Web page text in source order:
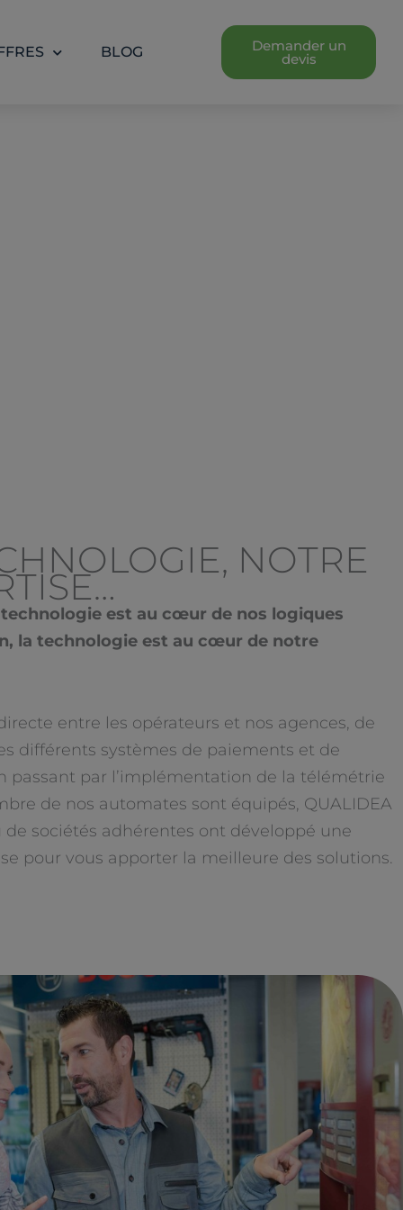
BLOG Demander un
devis
NOTRE
est au cœur de nos logiques
la technologie est au cœur de notre
entre les opérateurs et nos agences, de
différents systèmes de paiements et de
passant par l’implémentation de la télémétrie
de nos automates sont équipés, QUALIDEA
de sociétés adhérentes ont développé une
pour vous apporter la meilleure des solutions.